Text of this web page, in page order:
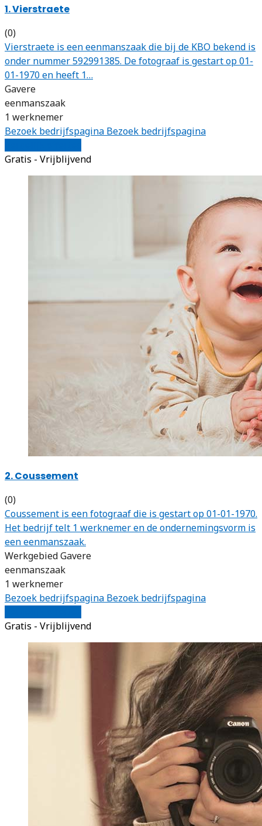
1. Vierstraete
(0)
Vierstraete is een eenmanszaak die bij de KBO bekend is
onder nummer 592991385. De fotograaf is gestart op 01-
01-1970 en heeft 1…
Gavere
eenmanszaak
1 werknemer
Bezoek bedrijfspagina Bezoek bedrijfspagina
Gratis - Vrijblijvend
2. Coussement
(0)
Coussement is een fotograaf die is gestart op 01-01-1970.
Het bedrijf telt 1 werknemer en de ondernemingsvorm is
een eenmanszaak.
Werkgebied Gavere
eenmanszaak
1 werknemer
Bezoek bedrijfspagina Bezoek bedrijfspagina
Gratis - Vrijblijvend